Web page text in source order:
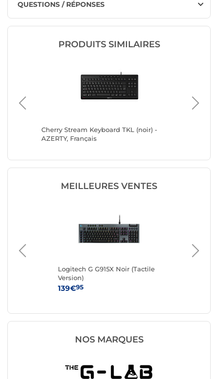
QUESTIONS / RÉPONSES
PRODUITS SIMILAIRES
Cherry Stream Keyboard TKL (noir) -
AZERTY, Français
MEILLEURES VENTES
Logitech G G915X Noir (Tactile
Version)
139€95
NOS MARQUES